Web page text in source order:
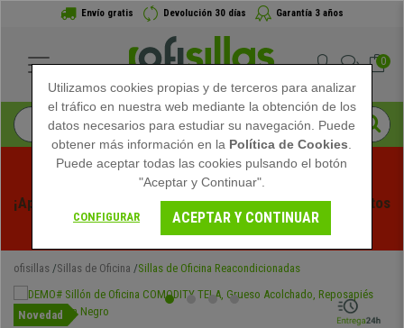
Envío gratis Devolución 30 días Garantía 3 años
0
¡Aprovecha las Rebajas de Verano en Ofisillas! Descuentos
Exclusivos por Tiempo Limitado - Ver Promo
ofisillas Sillas de Oficina Sillas de Oficina Reacondicionadas
Novedad
Utilizamos cookies propias y de terceros para analizar
el tráfico en nuestra web mediante la obtención de los
datos necesarios para estudiar su navegación. Puede
obtener más información en la Política de Cookies
Puede aceptar todas las cookies pulsando el botón
"Aceptar y Continuar".
CONFIGURAR ACEPTAR Y CONTINUAR